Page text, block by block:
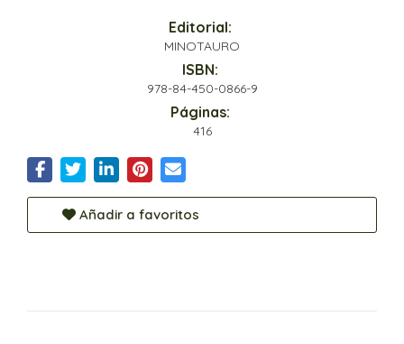
Editorial:
MINOTAURO
ISBN:
978-84-450-0866-9
Páginas:
416
Añadir a favoritos